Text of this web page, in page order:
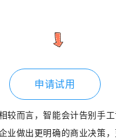
申请试用
较而言，智能会计告别手
业做出更明确的商业决策，